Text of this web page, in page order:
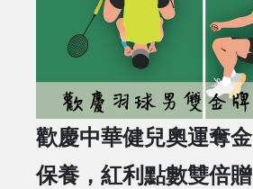
歡慶中華健兒奧運奪
保養，紅利點數雙倍